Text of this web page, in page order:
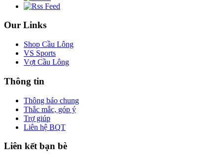
Our Links
Shop Cầu Lông
VS Sports
Vợt Cầu Lông
Thông tin
Thông báo chung
Thắc mắc, góp ý
Trợ giúp
Liên hệ BQT
Liên kết bạn bè